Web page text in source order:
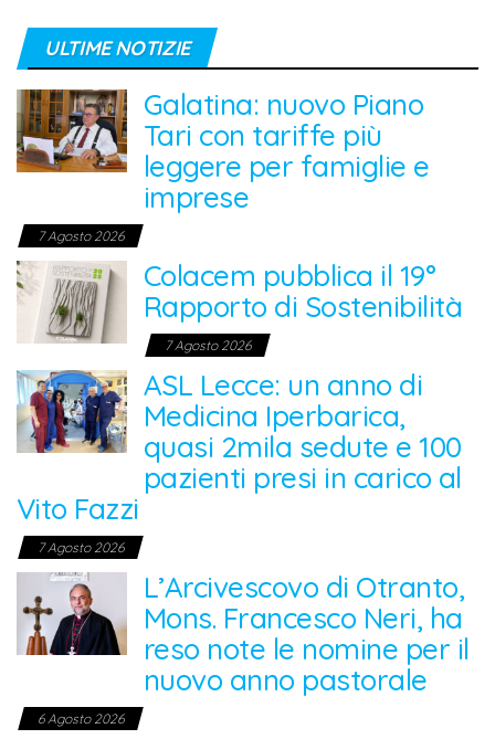
ULTIME NOTIZIE
Galatina: nuovo Piano
Tari con tariffe più
leggere per famiglie e
imprese
7 Agosto 2026
Colacem pubblica il 19°
Rapporto di Sostenibilità
7 Agosto 2026
ASL Lecce: un anno di
Medicina Iperbarica,
quasi 2mila sedute e 100
pazienti presi in carico al
Vito Fazzi
7 Agosto 2026
L’Arcivescovo di Otranto,
Mons. Francesco Neri, ha
reso note le nomine per il
nuovo anno pastorale
6 Agosto 2026